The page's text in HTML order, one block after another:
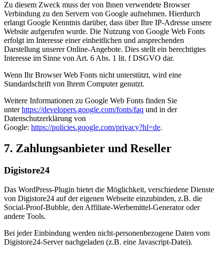
Zu diesem Zweck muss der von Ihnen verwendete Browser
Verbindung zu den Servern von Google aufnehmen. Hierdurch
erlangt Google Kenntnis darüber, dass über Ihre IP-Adresse unsere
Website aufgerufen wurde. Die Nutzung von Google Web Fonts
erfolgt im Interesse einer einheitlichen und ansprechenden
Darstellung unserer Online-Angebote. Dies stellt ein berechtigtes
Interesse im Sinne von Art. 6 Abs. 1 lit. f DSGVO dar.
Wenn Ihr Browser Web Fonts nicht unterstützt, wird eine
Standardschrift von Ihrem Computer genutzt.
Weitere Informationen zu Google Web Fonts finden Sie
unterhttps://developers.google.com/fonts/faq und in der
Datenschutzerklärung von
Google: https://policies.google.com/privacy?hl=de.
7. Zahlungsanbieter und Reseller
Digistore24
Das WordPress-Plugin bietet die Möglichkeit, verschiedene Dienste
von Digistore24 auf der eigenen Webseite einzubinden, z.B. die
Social-Proof-Bubble, den Affiliate-Werbemittel-Generator oder
andere Tools.
Bei jeder Einbindung werden nicht-personenbezogene Daten vom
Digistore24-Server nachgeladen (z.B. eine Javascript-Datei).